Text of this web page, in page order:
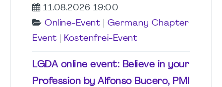
11.08.2026 19:00
Online-Event
Germany Chapter
Event
Kostenfrei-Event
LGDA online event: Believe in your
Profession by Alfonso Bucero, PMI